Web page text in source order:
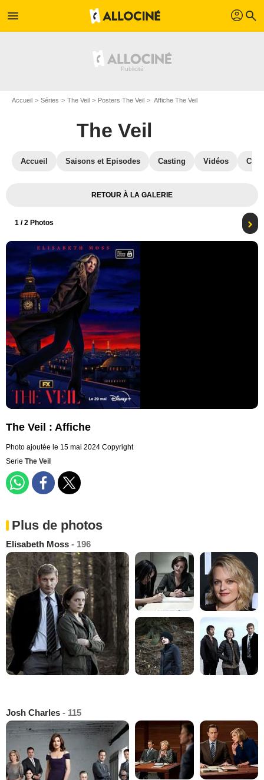
menu profil search
Accueil Séries The Veil Posters The Veil Affiche The Veil
The Veil
Accueil Saisons et Episodes Casting Vidéos
RETOUR À LA GALERIE
1 / 2 Photos
The Veil : Affiche
Photo ajoutée le 15 mai 2024 Copyright
Serie The Veil
Plus de photos
Elisabeth Moss - 196
Josh Charles - 115